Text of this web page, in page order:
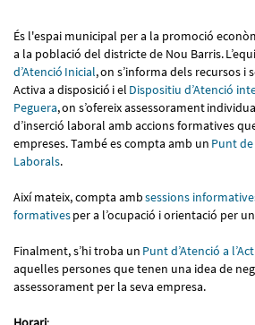
És l'espai municipal per a la promoció
a la població del districte de Nou Barris.
d’Atenció Inicial, on s’informa dels recursos i
Activa a disposició i el Dispositiu d’Atenció
Peguera, on s’ofereix assessorament
d’inserció laboral amb accions formatives
empreses. També es compta amb un Punt
Laborals.
Així mateix, compta ambsessions
formativesper a l’ocupació i orientació per
Finalment, s’hi troba un Punt d’Atenció a
aquelles persones que tenen una idea de
assessorament per la seva empresa.